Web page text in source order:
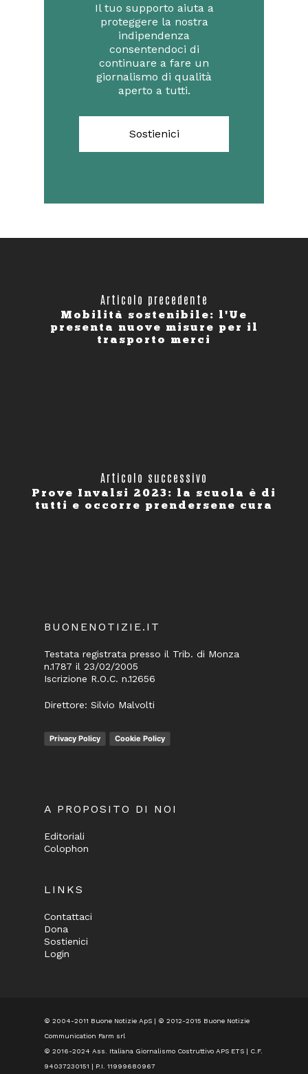
Il tuo supporto aiuta a
proteggere la nostra
indipendenza
consentendoci di
continuare a fare un
giornalismo di qualità
aperto a tutti.
Sostienici
Articolo precedente
Mobilità sostenibile: l'Ue
presenta nuove misure per il
trasporto merci
Articolo successivo
Prove Invalsi 2023: la scuola è di
tutti e occorre prendersene cura
BUONENOTIZIE.IT
Testata registrata presso il Trib. di Monza
n.1787 il 23/02/2005
Iscrizione R.O.C. n.12656
Direttore: Silvio Malvolti
Privacy Policy Cookie Policy
A PROPOSITO DI NOI
Editoriali
Colophon
LINKS
Contattaci
Dona
Sostienici
Login
© 2004-2011 Buone Notizie ApS | © 2012-2015 Buone Notizie
Communication Farm srl
© 2016-2024 Ass. Italiana Giornalismo Costruttivo APS ETS | C.F.
94037230151 | P.I. 11999680967